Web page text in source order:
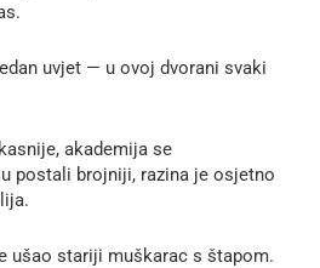
uvjet — u ovoj dvorani svaki
akademija se
postali brojniji, razina je osjetno
ušao stariji muškarac s štapom.